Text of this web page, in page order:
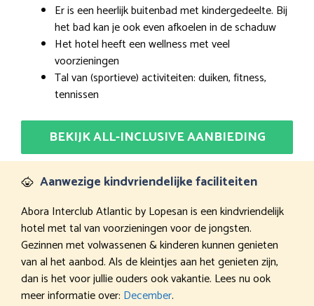
Er is een heerlijk buitenbad met kindergedeelte. Bij
het bad kan je ook even afkoelen in de schaduw
Het hotel heeft een wellness met veel
voorzieningen
Tal van (sportieve) activiteiten: duiken, fitness,
tennissen
BEKIJK ALL-INCLUSIVE AANBIEDING
Aanwezige kindvriendelijke faciliteiten
Abora Interclub Atlantic by Lopesan is een kindvriendelijk
hotel met tal van voorzieningen voor de jongsten.
Gezinnen met volwassenen & kinderen kunnen genieten
van al het aanbod. Als de kleintjes aan het genieten zijn,
dan is het voor jullie ouders ook vakantie. Lees nu ook
meer informatie over: December.